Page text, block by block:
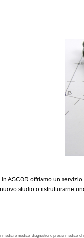
in ASCOR offriamo un
nuovo studio o ristrutturarne
o medico–diagnostici e presidi medico-